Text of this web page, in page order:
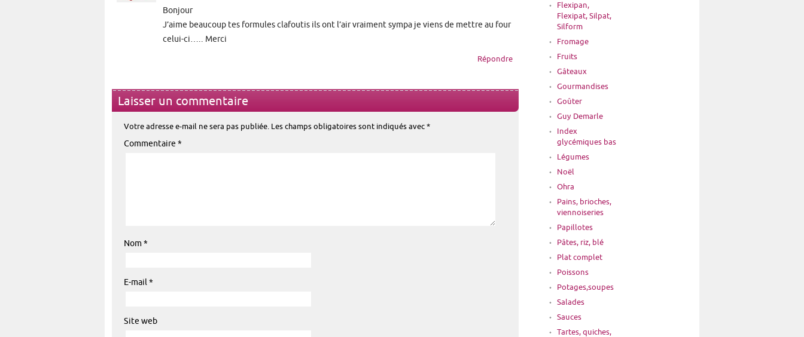
Bonjour
J’aime beaucoup tes formules clafoutis ils ont l’air vraiment sympa je viens de mettre au four
celui-ci….. Merci
Répondre
Laisser un commentaire
Votre adresse e-mail ne sera pas publiée. Les champs obligatoires sont indiqués avec *
Commentaire *
Nom *
E-mail *
Site web
Flexipan,
Flexipat, Silpat,
Silform
Fromage
Fruits
Gâteaux
Gourmandises
Goûter
Guy Demarle
Index
glycémiques bas
Légumes
Noël
Ohra
Pains, brioches,
viennoiseries
Papillotes
Pâtes, riz, blé
Plat complet
Poissons
Potages,soupes
Salades
Sauces
Tartes, quiches,